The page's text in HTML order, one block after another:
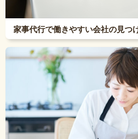
家事代行で働きやすい会社の見つ